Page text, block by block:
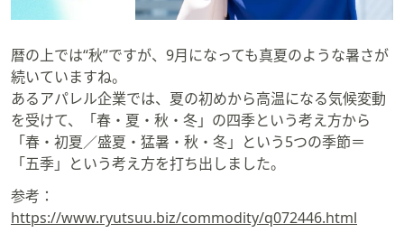
ッ
チ
デ
バ
イ
ス
左
右
暦の上では“秋”ですが、9月になっても真夏のような暑さが
続いていますね。
あるアパレル企業では、夏の初めから高温になる気候変動
を受けて、「春・夏・秋・冬」の四季という考え方から
「春・初夏／盛夏・猛暑・秋・冬」という5つの季節＝
「五季」という考え方を打ち出しました。
参考：
https://www.ryutsuu.biz/commodity/q072446.html